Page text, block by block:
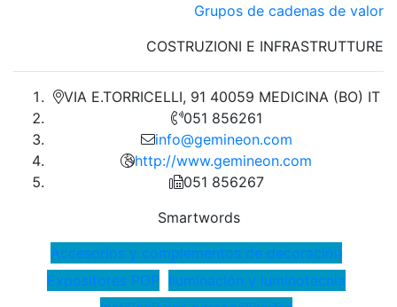
Grupos de cadenas de valor
COSTRUZIONI E INFRASTRUTTURE
VIA E.TORRICELLI, 91 40059 MEDICINA (BO) IT
051 856261
info@gemineon.com
http://www.gemineon.com
051 856267
Smartwords
Accesorios y complementos de decoración
Expositores POP Iluminación y luminotecnia